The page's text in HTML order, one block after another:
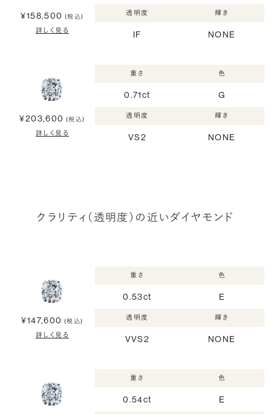
¥158,500 (税込)
詳しく見る
透明度
IF
輝き
NONE
¥203,600 (税込)
詳しく見る
重さ
0.71ct
色
G
透明度
VS2
輝き
NONE
クラリティ（透明度）の近いダイヤモンド
¥147,600 (税込)
詳しく見る
重さ
0.53ct
色
E
透明度
VVS2
輝き
NONE
重さ
0.54ct
色
E